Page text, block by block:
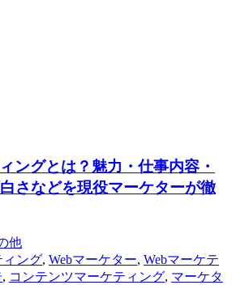
ングとは？魅力・仕事内容・
さなどを現役マーケターが徹
他
ィング, Webマーケター, Webマーケテ
, コンテンツマーケティング, マーケタ